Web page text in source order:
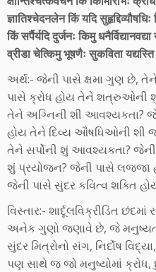
ज्ञातिश्चेदनलेन किं यदि
किं सर्पैर्यदि दुर्जनः किमु धनैर्विद्यानवद्या
व्रीडा चेत्किमु भूषणैः सुकविता
અર્થ:- જેની પાસે ક્ષમા ગુણ છે,
પાસે ક્રોધ હોય તેને શત્રુઓની
તેને અગ્નિની શી આવશ્યકતા?
હોય તેને દિવ્ય ઔષધિઓની શી
તેને સર્પોની શું આવશ્યકતા? જેની
શું પ્રયોજન? જેની પાસે
જેની પાસે સુંદર કવિત્વ શક્તિ
વિસ્તાર:- શાર્દૂલવિક્રીડિત
અનેક ગુણો જણાવે છે, જે
સુંદર મિત્રોનો સંગ, નિર્દોષ
પણ સાથે જ જો મનુષ્યોમાં ક્રોધ,